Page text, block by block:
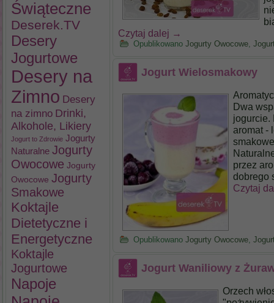
Świąteczne
Deserek.TV
Desery
Jogurtowe
Desery na
Zimno Desery
na zimno Drinki,
Alkohole, Likiery
Jogurt to Zdrowie Jogurty
Naturalne Jogurty
Owocowe Jogurty
Owocowe Jogurty
Smakowe
Koktajle
Dietetyczne i
Energetyczne
Koktajle
Jogurtowe
Napoje
Czytaj dalej →
Opublikowano Jogurty Owocowe,
Jogurt Wielosmakowy
Dwa
jogurcie.
aromat -
przez
dobrego
Czytaj
Opublikowano Jogurty Owocowe,
Jogurt Waniliowy z
Orzech